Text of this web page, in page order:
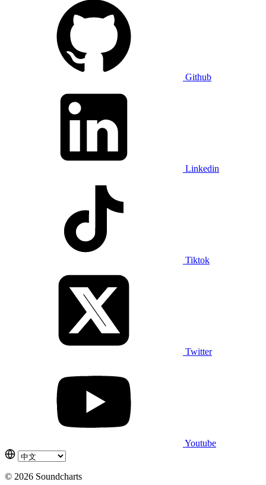
Github
Linkedin
Tiktok
Twitter
Youtube
© 2026 Soundcharts